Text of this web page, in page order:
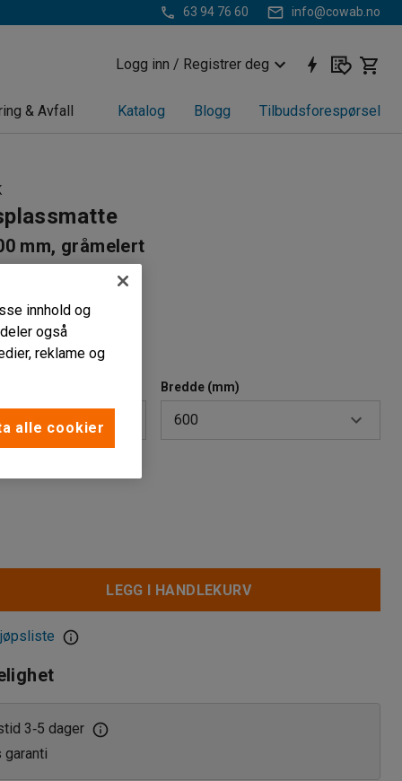
63 94 76 60 info@cowab.no
Logg inn / Registrer deg
& Avfall Katalog Blogg Tilbudsforespørsel
mm, gråmelert
lett å rengjøre
Bredde (mm)
600
LEGG I HANDLEKURV
3‑5 dager
garanti
innhold og
også
reklame og
alle cookier